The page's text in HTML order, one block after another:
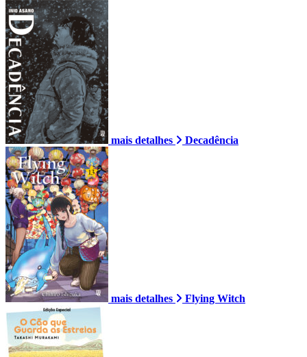
mais detalhes Decadência
mais detalhes Flying Witch